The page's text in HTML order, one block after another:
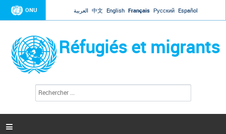
Jump to navigation
ONU العربية 中文 English Français Русский Español
Réfugiés et migrants
c
